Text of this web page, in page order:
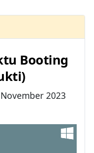
Booting
2023